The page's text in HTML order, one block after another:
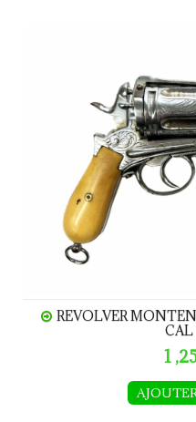
REVOLVER
REVOLVER
CAL
1